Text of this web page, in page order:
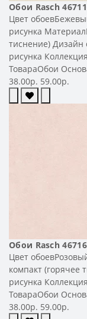
Обои Rasch
Цвет
рисунка
тиснение) Дизайн
рисунка
ТовараОбои
38.00р. 59.00р.
Обои Rasch
Цвет
компакт (горячее
рисунка
ТовараОбои
38.00р. 59.00р.